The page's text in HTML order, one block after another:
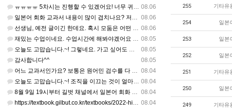
255 기타유
254 일본
253 일본
252 일본
251 기타유
250 일본
249 기타유
08.06
ㅠㅠㅠㅠ 5차시는 진행할 수 있겠어요! 너무 귀한 자료 정말 감사합니다!!!
08.06
일본어 회화 교과서 내용이 많이 겹치나요? 저는 1,2학기 출판사가 달라서인지, 회화 단어와 분량이 더 많다…
08.06
선생님, 예전 글이긴 한데요. 혹시 모둠은 어떤 식으로 구성하셨을까요? 진단평가를 보시고 모둠장(도우미학생)…
08.05
재밌는 수업이네요. 수업시간에 해봐야겠어요 감사합니다
08.05
오늘도 고맙습니다.~! 그렇네요. 가고 싶어도 다른 사람에게 민폐는 안되는 것... 감사해요. ^^
08.05
감사합니다^^
08.04
어느 교과서인가요? 보통은 원어민 검수를 다 할 것 같은데...
08.04
오늘도 고맙습니다.~! 조직을 이끄는 것이 얼마나 어려운 일일까요? 우선 봉사하는 마음이 필요!!! 감사해요…
08.04
8월 9일 19시부터 길벗 채널에서 일본어 회화 관련 연수를 저작 직강으로 한다고 합니다. 많이 도움이 되실…
08.04
https://textbook.gilbut.co.kr/textbooks/2022-high-school-jap…